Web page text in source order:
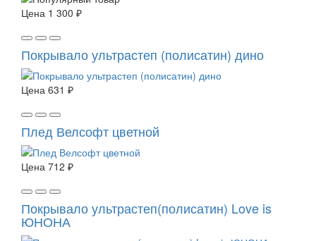
Цена 1 300 ₽
Покрывало ультрастеп (полисатин) дино
Цена 631 ₽
Плед Велсофт цветной
Цена 712 ₽
Покрывало ультрастеп(полисатин) Love is
ЮНОНА